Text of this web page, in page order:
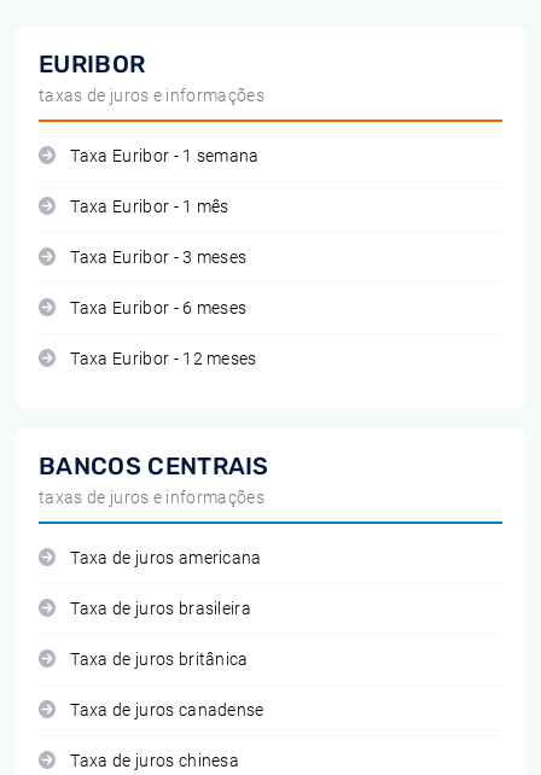
EURIBOR
taxas de juros e informações
Taxa Euribor - 1 semana
Taxa Euribor - 1 mês
Taxa Euribor - 3 meses
Taxa Euribor - 6 meses
Taxa Euribor - 12 meses
BANCOS CENTRAIS
taxas de juros e informações
Taxa de juros americana
Taxa de juros brasileira
Taxa de juros britânica
Taxa de juros canadense
Taxa de juros chinesa